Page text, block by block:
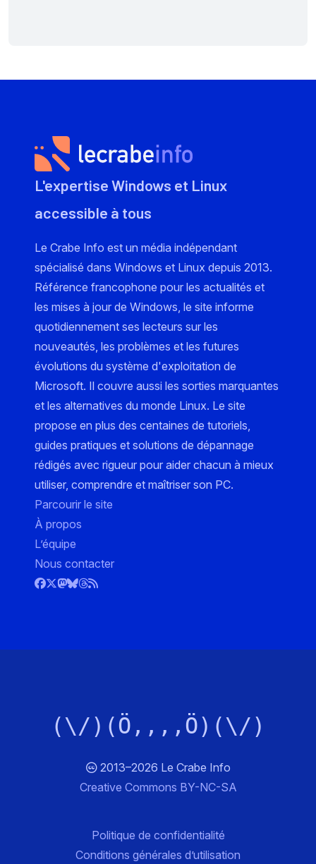
L'expertise Windows et Linux
accessible à tous
Le Crabe Info est un média indépendant
spécialisé dans Windows et Linux depuis 2013.
Référence francophone pour les actualités et
les mises à jour de Windows, le site informe
quotidiennement ses lecteurs sur les
nouveautés, les problèmes et les futures
évolutions du système d'exploitation de
Microsoft. Il couvre aussi les sorties marquantes
et les alternatives du monde Linux. Le site
propose en plus des centaines de tutoriels,
guides pratiques et solutions de dépannage
rédigés avec rigueur pour aider chacun à mieux
utiliser, comprendre et maîtriser son PC.
Parcourir le site
À propos
L’équipe
Nous contacter
(\/)(Ö,,,,Ö)(\/)
2013–2026 Le Crabe Info
Creative Commons BY-NC-SA
Politique de confidentialité
Conditions générales d’utilisation